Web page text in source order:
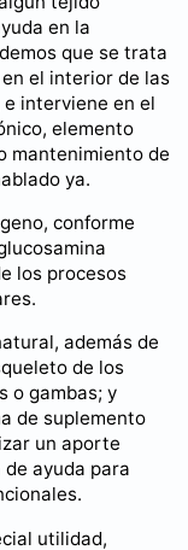
en la
que se trata
el interior de las
interviene en el
elemento
mantenimiento de
ya.
conforme
los procesos
además de
de los
o gambas; y
de suplemento
un aporte
ayuda para
utilidad,